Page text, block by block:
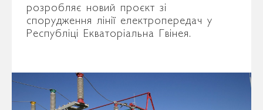
розробляє новий проєкт зі
спорудження лінії електропередач у
Республіці Екваторіальна Гвінея.